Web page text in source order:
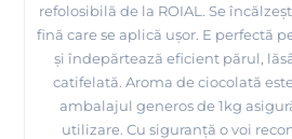
refolosibilă de la ROIAL. Se
fină care se aplică ușor. E perfectă
și îndepărtează eficient părul,
catifelată. Aroma de ciocolată
ambalajul generos de 1kg
utilizare. Cu siguranță o voi